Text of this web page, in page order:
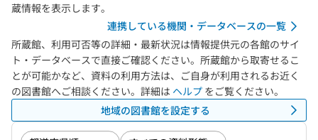
蔵情報を表示します。
連携している機関・データベースの一覧
所蔵館、利用可否等の詳細・最新状況は情報提供元の各館のサイ
ト・データベースで直接ご確認ください。所蔵館から取寄せるこ
とが可能かなど、資料の利用方法は、ご自身が利用されるお近く
の図書館へご相談ください。詳細は ヘルプ をご覧ください。
地域の図書館を設定する